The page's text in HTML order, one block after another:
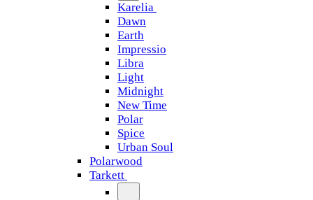
Karelia
Dawn
Earth
Impressio
Libra
Light
Midnight
New Time
Polar
Spice
Urban Soul
Polarwood
Tarkett